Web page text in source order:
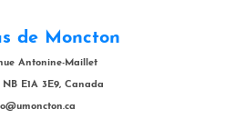
de Moncton
Antonine-Maillet
NB E1A 3E9, Canada